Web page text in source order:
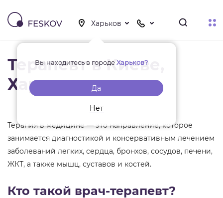
Вы находитесь в городеХарьков?
Да
Нет
Терапевт в Киеве,
Харькове
Терапия в медицине — это направление, которое
занимается диагностикой и консервативным лечением
заболеваний легких, сердца, бронхов, сосудов, печени,
ЖКТ, а также мышц, суставов и костей.
Кто такой врач-терапевт?